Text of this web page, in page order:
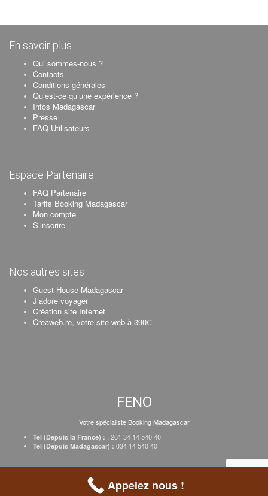
En savoir plus
Qui sommes-nous ?
Contacts
Conditions générales
Qu’est-ce qu’une expérience ?
Infos Madagascar
Presse
FAQ Utilisateurs
Espace Partenaire
FAQ Partenaire
Tarifs Booking Madagascar
Mon compte
S’inscrire
Nos autres sites
Guest House Madagascar
J’adore voyager
Création site Internet
Creaweb.re, votre site web à 390€
FENO
Votre spécialiste Booking Madagascar
Tel (Depuis la France) : +261 34 14 540 40
Tel (Depuis Madagascar) : 034 14 540 40
Inscrire votre établissement
Appelez nous !